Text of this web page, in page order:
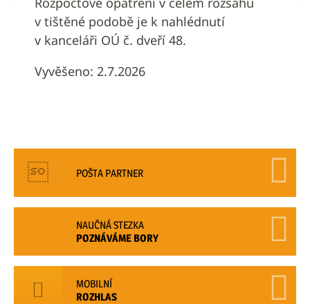
v tištěné podobě je k nahlédnutí
v kanceláři OÚ č. dveří 48.
Vyvěšeno: 2.7.2026
POŠTA PARTNER
NAUČNÁ STEZKA
POZNÁVÁME BORY
MOBILNÍ
ROZHLAS